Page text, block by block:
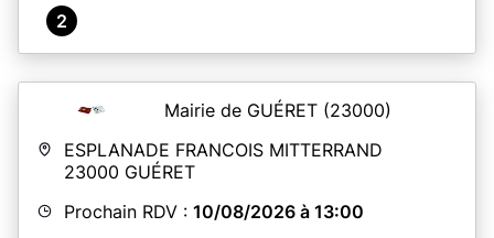
2
Mairie de GUÉRET (23000)
ESPLANADE FRANCOIS MITTERRAND
23000 GUÉRET
Prochain RDV : 10/08/2026 à 13:00